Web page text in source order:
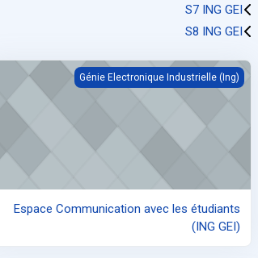
S7 ING GEI
S8 ING GEI
Communication avec les étudiants (ING GEI)
Génie Electronique Industrielle (Ing)
Espace Communication avec les étudiants
(ING GEI)